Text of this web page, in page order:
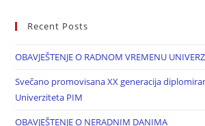
Recent Posts
OBAVJEŠTENJE O RADNOM VREMENU
Svečano promovisana XX generacija
Univerziteta PIM
OBAVJEŠTENJE O NERADNIM DANIMA